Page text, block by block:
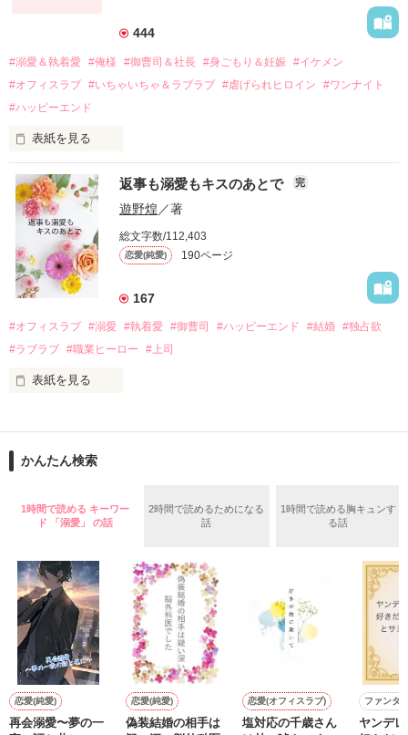
それから約十二年後。
過去の傷から、二度と会いたくないと思っていた哲平に
運命のような再会を果たす。
酔った勢いで一夜を共にしてしまった。
さらに、美桜が初めてだと知った哲平は
『責任をとる、結婚しよう』と真っ直ぐに告げてきた。
戸惑う美桜とは裏腹に、好きという気持ちを隠すことなく
甘やかしてくる。
そんなある日、哲平は美桜がストーカー被害に
遭っていることを知る。
美桜を守るため、哲平は同居を提案してきて――。
夏木美桜(なつきみお)
鳴海哲平 (なるみてっぺい)
2026.6.5～2026.7.25
＊以前、公開していた話の改稿版です＊
作品を読む
444
#溺愛＆執着愛 #俺様 #御曹司＆社長 #身ごもり＆妊娠 #イケメン
#オフィスラブ #いちゃいちゃ＆ラブラブ #虐げられヒロイン
#ワンナイト
#ハッピーエンド
表紙を見る
おかしな噂を流されて前の職場でうまくいかなかった梅田美
桜は、海外で傷心旅行をしていたところ、日本人美青年と出会
い、酒の勢いもあり一夜限りの関係となる。
帰国後、美桜は新しい職場でワンナイトした美青年と再会。
なんと彼の正体は、とある財閥御曹司にも関わらず、一族を離
れて起業した新進気鋭の実業家、社内でも冷徹だと評判な社長
――御影恭司その人だったのだ――！
なぜか恭司から飼い猫の世話係を命じられた美桜は、猫の世
の関係となってしまい――？
返事も溺愛もキスのあとで 完
遊野煌 ／著
総文字数/112,403
恋愛(純愛) 190ページ
167
#オフィスラブ #溺愛 #執着愛 #御曹司 #ハッピーエンド #結婚 #独占欲
#ラブラブ #職業ヒーロー #上司
表紙を見る
ションの企画戦略室で働いている。
めた、同期で恋人の石垣守（26）がいるのだが、後輩の姫原由
いた。
守と由羅から『便利屋雛子』と馬鹿にされ、一人こっそり泣い
た上、同居まで提案してきて──？
鷹哉『宜しくな、俺の雛子』🦅
雛子『俺の……ひぃ、雛子？！！！』🐥
シゴデキで冷徹な上司が見せる素顔は、なぜか想像以上に甘く
て……🐥💓🦅
※表紙も作中使用の画像も全てフリー素材です。
かんたん検索
1時間で読める キーワー
ド 「溺愛」 の話
2時間で読めるためになる
話
1時間で読める胸キュンす
る話
恋愛(純愛)
再会溺愛〜夢の一
恋愛(純愛)
偽装結婚の相手は
恋愛(オフィスラブ)
塩対応の千歳さん
ファンタ
ヤンデ